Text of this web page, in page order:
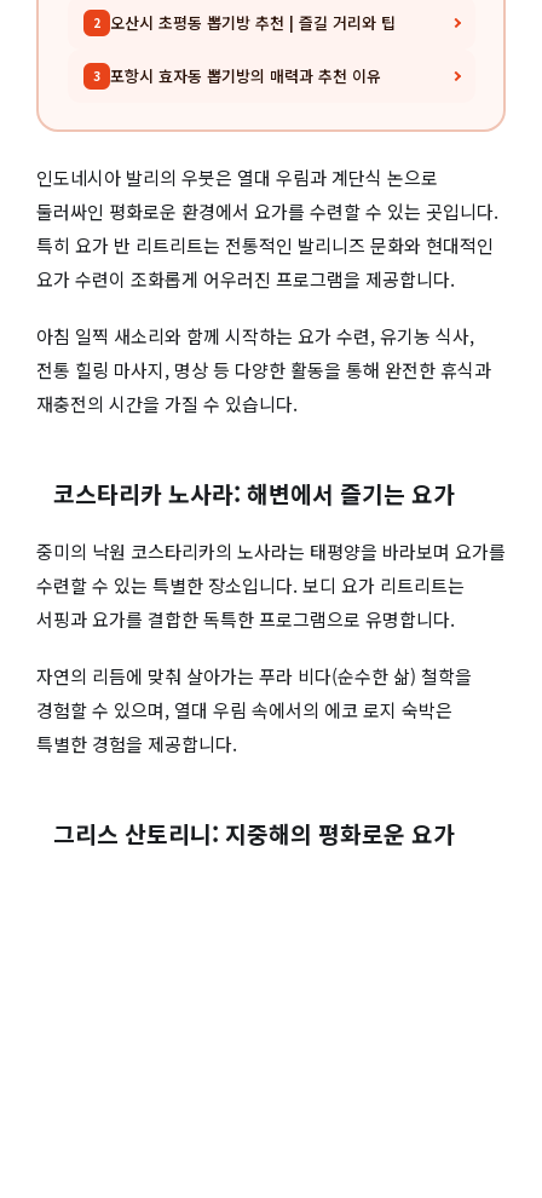
2 오산시 초평동 뽑기방 추천 | 즐길 거리와 팁
3 포항시 효자동 뽑기방의 매력과 추천 이유
인도네시아 발리의 우붓은 열대 우림과 계단식 논으로
둘러싸인 평화로운 환경에서 요가를 수련할 수 있는 곳입니다.
특히 요가 반 리트리트는 전통적인 발리니즈 문화와 현대적인
요가 수련이 조화롭게 어우러진 프로그램을 제공합니다.
아침 일찍 새소리와 함께 시작하는 요가 수련, 유기농 식사,
전통 힐링 마사지, 명상 등 다양한 활동을 통해 완전한 휴식과
재충전의 시간을 가질 수 있습니다.
코스타리카 노사라: 해변에서 즐기는 요가
중미의 낙원 코스타리카의 노사라는 태평양을 바라보며 요가를
수련할 수 있는 특별한 장소입니다. 보디 요가 리트리트는
서핑과 요가를 결합한 독특한 프로그램으로 유명합니다.
자연의 리듬에 맞춰 살아가는 푸라 비다(순수한 삶) 철학을
경험할 수 있으며, 열대 우림 속에서의 에코 로지 숙박은
특별한 경험을 제공합니다.
그리스 산토리니: 지중해의 평화로운 요가